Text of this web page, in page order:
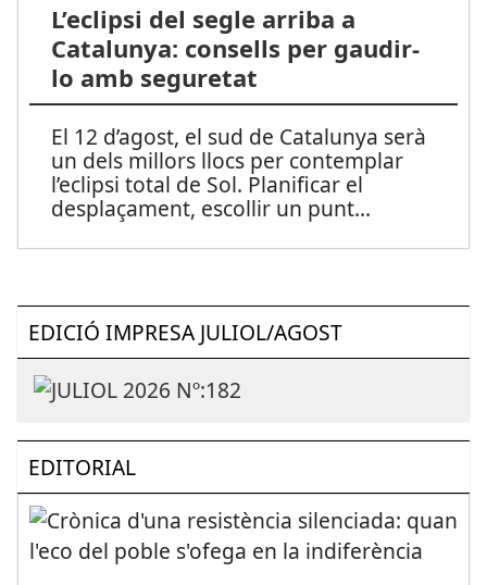
L’eclipsi del segle arriba a
Catalunya: consells per gaudir-
lo amb seguretat
El 12 d’agost, el sud de Catalunya serà
un dels millors llocs per contemplar
l’eclipsi total de Sol. Planificar el
desplaçament, escollir un punt...
EDICIÓ IMPRESA JULIOL/AGOST
EDITORIAL